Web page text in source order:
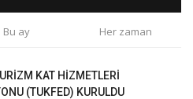
Bu ay Her zaman
KAT HİZMETLERİ
(TUKFED) KURULDU